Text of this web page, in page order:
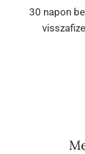
30 napon